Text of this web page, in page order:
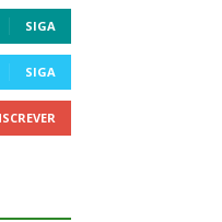
SIGA
SIGA